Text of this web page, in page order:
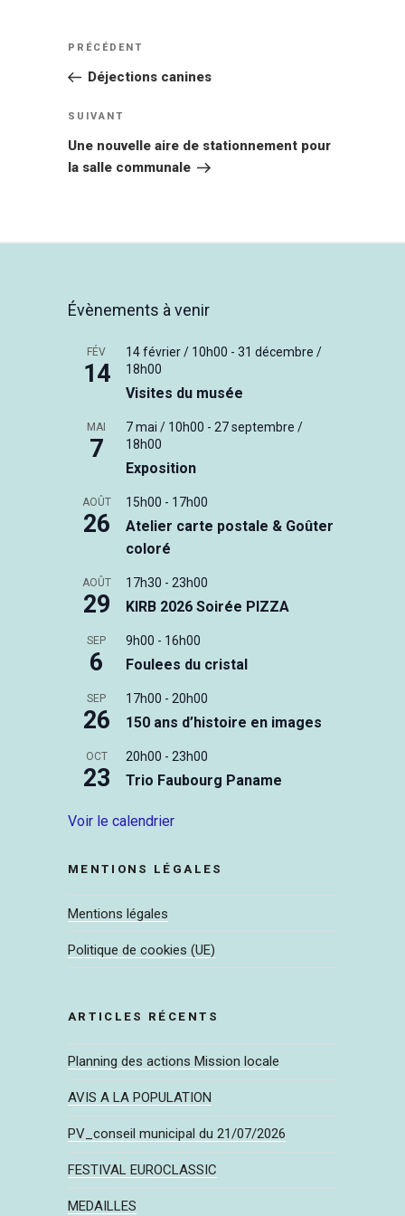
Navigation
l’article
Article
précédent
PRÉCÉDENT
Déjections canines
Article
suivant
SUIVANT
Une nouvelle aire de stationnement pour
la salle communale
Évènements à venir
FÉV
14
14 février / 10h00 - 31 décembre /
18h00
Visites du musée
MAI
7
7 mai / 10h00 - 27 septembre /
18h00
Exposition
AOÛT
26
15h00 - 17h00
Atelier carte postale & Goûter
coloré
AOÛT
29
17h30 - 23h00
KIRB 2026 Soirée PIZZA
SEP
6
9h00 - 16h00
Foulees du cristal
SEP
26
17h00 - 20h00
150 ans d’histoire en images
OCT
23
20h00 - 23h00
Trio Faubourg Paname
Voir le calendrier
MENTIONS LÉGALES
Mentions légales
Politique de cookies (UE)
ARTICLES RÉCENTS
Planning des actions Mission locale
AVIS A LA POPULATION
PV_conseil municipal du 21/07/2026
FESTIVAL EUROCLASSIC
MEDAILLES